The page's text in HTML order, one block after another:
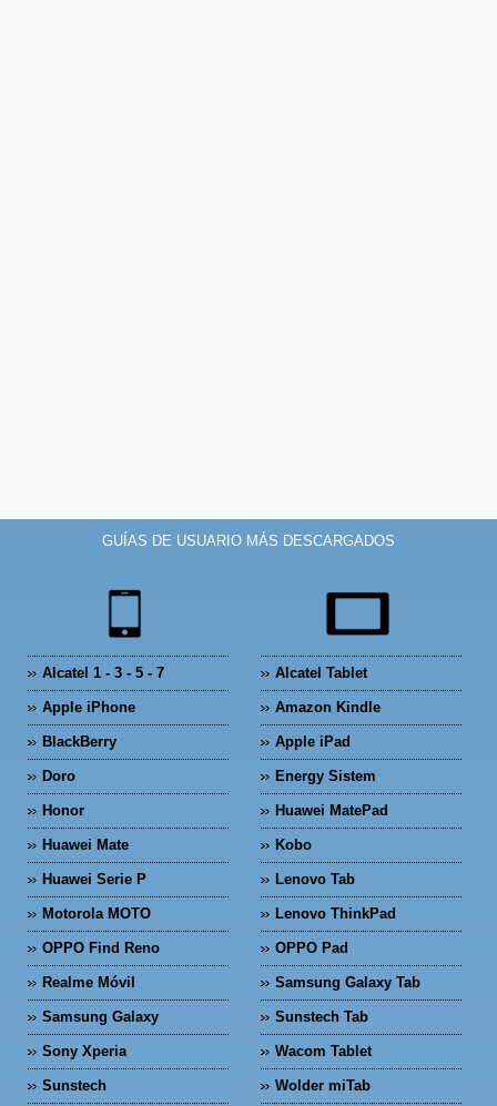
GUÍAS DE USUARIO MÁS DESCARGADOS
Alcatel 1 - 3 - 5 - 7
Apple iPhone
BlackBerry
Doro
Honor
Huawei Mate
Huawei Serie P
Motorola MOTO
OPPO Find Reno
Realme Móvil
Samsung Galaxy
Sony Xperia
Sunstech
Alcatel Tablet
Amazon Kindle
Apple iPad
Energy Sistem
Huawei MatePad
Kobo
Lenovo Tab
Lenovo ThinkPad
OPPO Pad
Samsung Galaxy Tab
Sunstech Tab
Wacom Tablet
Wolder miTab